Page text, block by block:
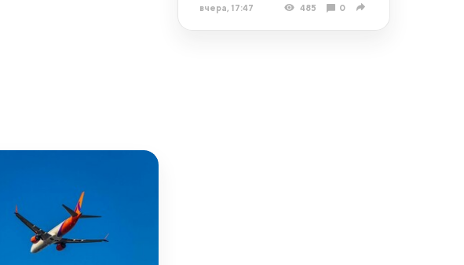
вчера, 17:47 485 0